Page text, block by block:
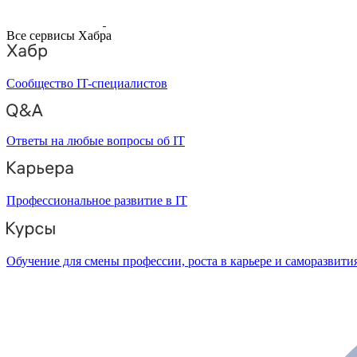
Все сервисы Хабра
Сообщество IT-специалистов
Ответы на любые вопросы об IT
Профессиональное развитие в IT
Обучение для смены профессии, роста в карьере и